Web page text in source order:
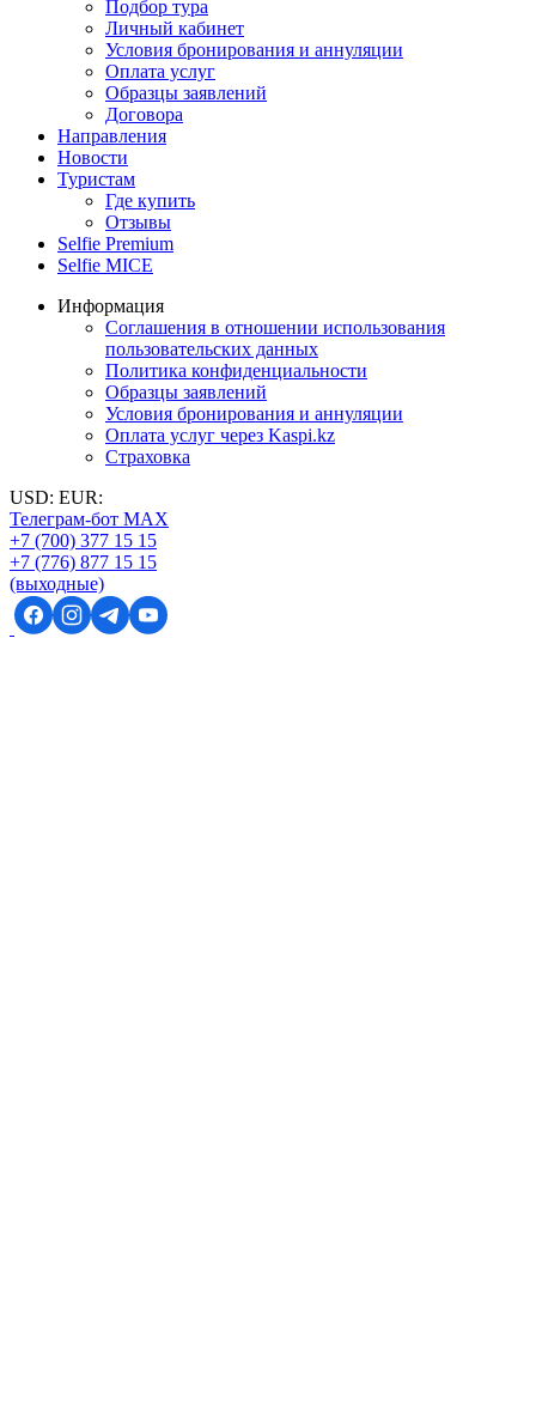
Подбор тура
Личный кабинет
Условия бронирования и аннуляции
Оплата услуг
Образцы заявлений
Договора
Направления
Новости
Туристам
Где купить
Отзывы
Selfie Premium
Selfie MICE
Информация
Соглашения в отношении использования
пользовательских данных
Политика конфиденциальности
Образцы заявлений
Условия бронирования и аннуляции
Оплата услуг через Kaspi.kz
Страховка
USD: EUR:
Телеграм-бот MAX
+7 (700) 377 15 15
+7 (776) 877 15 15
(выходные)